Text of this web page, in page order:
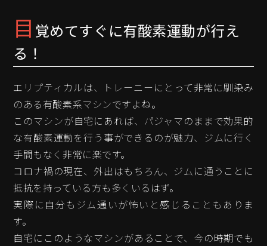
目 覚めてすぐに有酸素運動が行え
る！
エリプティカルは、トレーニーにとって非常に馴染み
のある有酸素系マシンですよね。
このマシンが自宅にあれば、パジャマのままで効果的
な有酸素運動を行う事ができるのが魅力、ジムに行く
手間もなく非常に楽です。
コロナ禍の現在、外出はもちろん、ジムに通うことに
抵抗を持っている方も多くいるはず。
実際に自分もジム通いが怖いと感じることもありま
す。
自宅にこのようなマシンがあることで、今の時期でも